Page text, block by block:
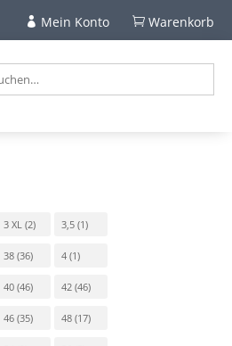
 Mein Konto  Warenkorb
3 XL (2) 3,5 (1)
38 (36) 4 (1)
40 (46) 42 (46)
46 (35) 48 (17)